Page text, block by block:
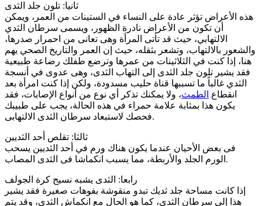
ثانيا: تلون جلد الثدى
هذه الأعراض تؤثر عادة على النساء في الستينات من العمر، ويمكن
أن تكون من الأعراض نادرة الظهور، ويسمى سرطان الثدي
الالتهابي، حيث قد تأتى المرأة وهى تعانى من احمرار صدرها،
والشعور بالالتهاب، وتشعر بثقله، حيث إن العمر والتاريخ الصحي يهم
هنا، إذا كنت في الثلاثينات من عمرها وترضع طفلك رضاعة طبيعية
فقد يشير تلون جلد الثدى إلى التهاب الثدى، وهى عدوى في أنسجة
الثدي غالباً ما تسببها قناة حليب مسدودة، ولكن إذا كنت امرأة بعد
انقطاع الطمث، ولا يمكنك تذكر أي نوع من أنواع الإصابات، فقد
يكون هذا بمثابة علامة حمراء في هذه الحالة، يجب على طبيبك
فحصك لاستبعاد سرطان الثدى الالتهابى.
ثالثا: تقلص أحد الثديين
فى بعض الأحيان عندما يكون هناك ورم في أحد الثديين يسحب
الورم الجلد والأربطة، مما يسبب انكماشا فى الثدى المصاب.
رابعا: الثدى يشبه نسيج كرة الجولف
إذا كانت مساحة جلد ثديك تبدو منقوشة بفوهات صغيرة فقد يشير
هذا إلى سرطان الثدى، كما هو الحال مع انكماش الثدي، وقد يتم